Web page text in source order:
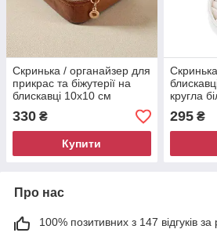
Скринька / органайзер для
прикрас та біжутерії на
блискавці 10x10 см
коричневий 8689
330 ₴
Купити
кругла
295₴
Про нас
100% позитивних з 147 відгуків за